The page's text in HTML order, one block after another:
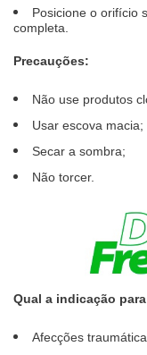
Posicione o orifício
completa.
Precauções:
Não use produtos
Usar escova macia;
Secar a sombra;
Não torcer.
Qual a indicação
Afecções